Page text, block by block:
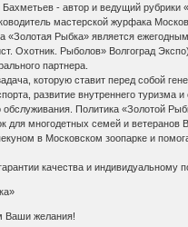
Бахметьев - автор и ведущий
мастерской журфака
Рыбка» является
Охотник. Рыболов» Волгоград
партнера.
которую ставит перед собой
развитие внутреннего
обслуживания. Политика «Золотой
для многодетных семей и ветеранов
в Московском зоопарке и
качества и индивидуальному
Ваши желания!